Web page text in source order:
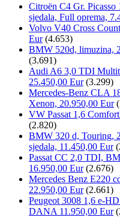
Citroën C4 Gr.
sjedala, Full oprema,
Volvo V40 Cross
Eur (4.653)
BMW 520d, limuzina,
(3.691)
Audi A6 3,0 TDI
25.450,00 Eur (3.299)
Mercedes-Benz CLA
Xenon, 20.950,00 Eur
VW Passat 1,6
(2.820)
BMW 320 d, Touring,
sjedala, 11.450,00 Eur
Passat CC 2,0 TDI,
16.950,00 Eur (2.676)
Mercedes Benz E220
22.950,00 Eur (2.661)
Peugeot 3008 1,6 e-
DANA 11.950,00 Eur